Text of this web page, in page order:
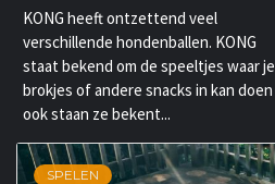
KONG heeft ontzettend veel
verschillende hondenballen. KONG
staat bekend om de speeltjes waar je
brokjes of andere snacks in kan doen
ook staan ze bekent...
SPELEN